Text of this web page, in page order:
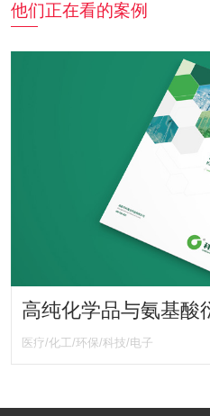
他们正在看的案例
医疗/化工/环保/科技/电子